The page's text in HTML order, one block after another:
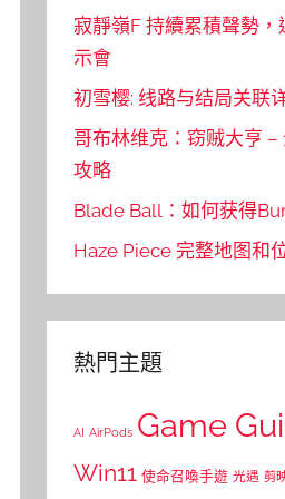
寂靜嶺F 持續累積聲勢
示會
初雪樱: 线路与结局关联
哥布林维克：窃贼大亨
攻略
Blade Ball：如何获得
Haze Piece 完整地图和
熱門主題
AI AirPods Game
Win11 使命召喚手遊 光遇 剪